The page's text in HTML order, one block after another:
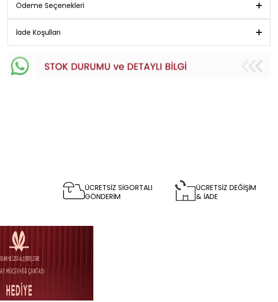
Ödeme Seçenekleri
İade Koşulları
ÜCRETSİZ SİGORTALI
GÖNDERİM
ÜCRETSİZ DEĞİŞİM
& İADE